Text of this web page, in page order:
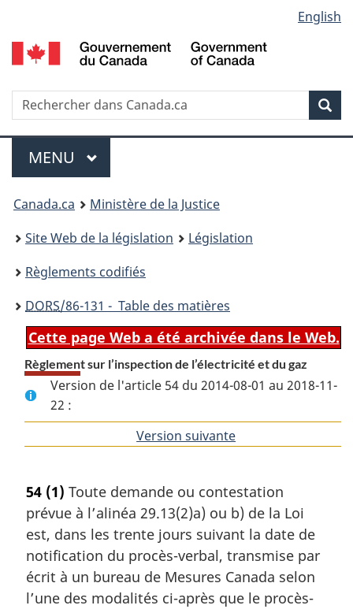
au
contenu
propos
de
la
HTML
simplifiée
selection
English
Recherche
Menu
MENU PRINCIPAL
You
are
here:
Canada.ca
Ministère de la Justice
Site Web de la législation
Législation
Règlements codifiés
DORS/86-131 - Table des matières
Cette page Web a été archivée dans le Web.
Règlement sur l’inspection de l’électricité et du gaz
Version de l'article 54 du 2014-08-01 au 2018-11-
22 :
Version suivante
54 (1) Toute demande ou contestation
prévue à l’alinéa 29.13(2)a) ou b) de la Loi
est, dans les trente jours suivant la date de
notification du procès-verbal, transmise par
écrit à un bureau de Mesures Canada selon
l’une des modalités ci-après que le procès-